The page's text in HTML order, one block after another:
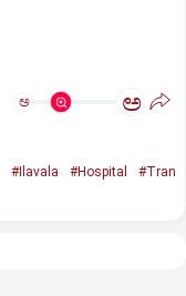
ಅ ಅ
#Ilavala #Hospital
#Tran